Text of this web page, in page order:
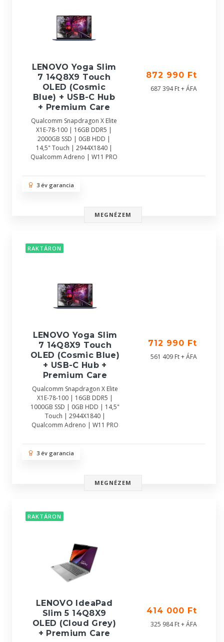
LENOVO Yoga Slim
7 14Q8X9 Touch
OLED (Cosmic
Blue) + USB-C Hub
+ Premium Care
Qualcomm Snapdragon X Elite
X1E-78-100 | 16GB DDR5 |
2000GB SSD | 0GB HDD |
14,5" Touch | 2944X1840 |
Qualcomm Adreno | W11 PRO
872 990 Ft
687 394 Ft + ÁFA
3 év garancia
MEGNÉZEM
RAKTÁRON
LENOVO Yoga Slim
7 14Q8X9 Touch
OLED (Cosmic Blue)
+ USB-C Hub +
Premium Care
Qualcomm Snapdragon X Elite
X1E-78-100 | 16GB DDR5 |
1000GB SSD | 0GB HDD | 14,5"
Touch | 2944X1840 |
Qualcomm Adreno | W11 PRO
712 990 Ft
561 409 Ft + ÁFA
3 év garancia
MEGNÉZEM
RAKTÁRON
LENOVO IdeaPad
Slim 5 14Q8X9
OLED (Cloud Grey)
+ Premium Care
414 000 Ft
325 984 Ft + ÁFA